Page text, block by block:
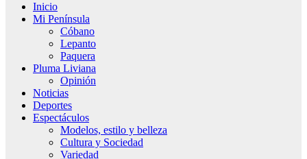
Inicio
Mi Península
Cóbano
Lepanto
Paquera
Pluma Liviana
Opinión
Noticias
Deportes
Espectáculos
Modelos, estilo y belleza
Cultura y Sociedad
Variedad